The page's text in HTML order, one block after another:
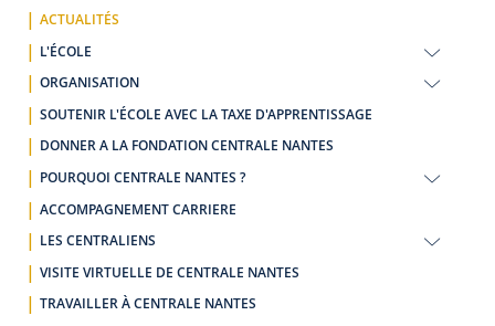
ACTUALITÉS
L'ÉCOLE
ORGANISATION
SOUTENIR L'ÉCOLE AVEC LA TAXE D'APPRENTISSAGE
DONNER A LA FONDATION CENTRALE NANTES
POURQUOI CENTRALE NANTES ?
ACCOMPAGNEMENT CARRIERE
LES CENTRALIENS
VISITE VIRTUELLE DE CENTRALE NANTES
TRAVAILLER À CENTRALE NANTES